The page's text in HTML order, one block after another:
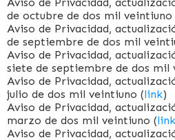
Aviso de Privacidad,
de octubre de dos mil veintiuno
Aviso de Privacidad,
de septiembre de dos mil
Aviso de Privacidad,
siete de septiembre de dos mil
Aviso de Privacidad,
julio de dos mil veintiuno (link)
Aviso de Privacidad,
marzo de dos mil veintiuno (link
Aviso de Privacidad,